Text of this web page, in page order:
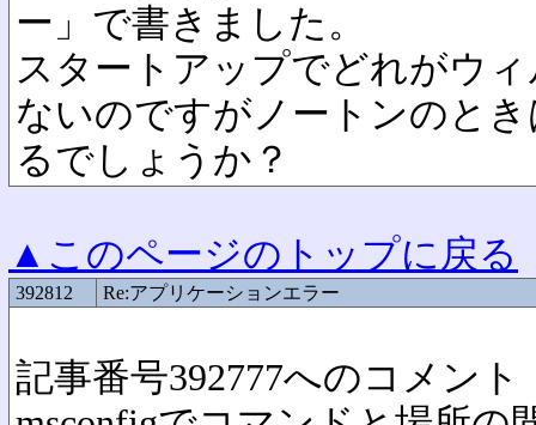
ー」で書きました。
スタートアップでどれがウ
ないのですがノートンのと
るでしょうか？
▲このページのトップに戻る
392812 Re:アプリケーションエラー
記事番号392777へのコメント